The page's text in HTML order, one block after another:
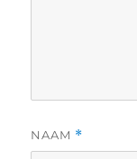
NAAM *